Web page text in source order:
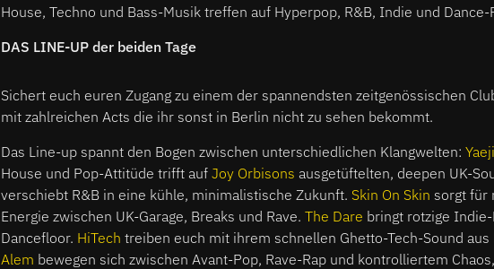
House, Techno und Bass-Musik treffen auf Hyperpop, R&B, Indie und Dance-
DAS LINE-UP der beiden Tage
Sichert euch euren Zugang zu einem der spannendsten zeitgenössischen
mit zahlreichen Acts die ihr sonst in Berlin nicht zu sehen bekommt.
Das Line-up spannt den Bogen zwischen unterschiedlichen Klangwelten:
House und Pop-Attitüde trifft auf Joy Orbisons ausgetüftelten, deepen UK-
verschiebt R&B in eine kühle, minimalistische Zukunft. Skin On Skin sorgt für
Energie zwischen UK-Garage, Breaks und Rave. The Dare bringt rotzige
Dancefloor. HiTech treiben euch mit ihrem schnellen Ghetto-Tech-Sound aus
Alem bewegen sich zwischen Avant-Pop, Rave-Rap und kontrolliertem